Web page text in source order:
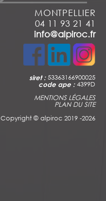
MONTPELLIER
04 11 93 21 41
info@alpiroc.fr
siret :53363166900025
code ape :4399D
MENTIONS LÉGALES
PLAN DU SITE
Copyright ©alpiroc 2019 -2026